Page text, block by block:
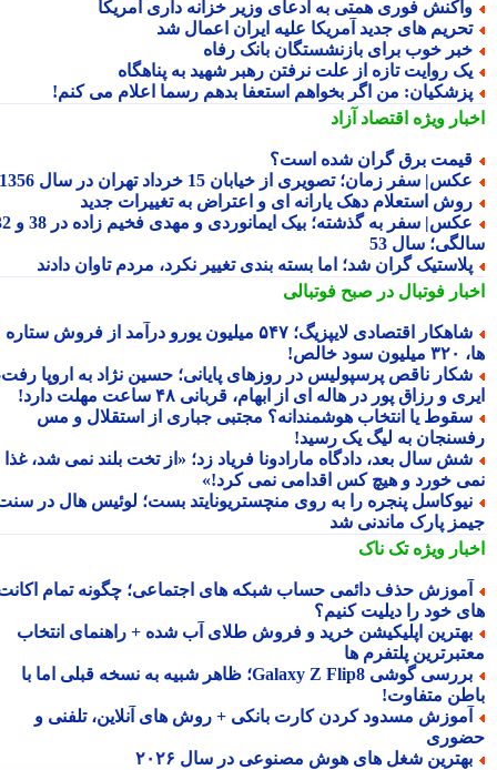
فوری همتی به ادعای وزیر خزانه داری آمریکا
های جدید آمریکا علیه ایران اعمال شد
خوب برای بازنشستگان بانک رفاه
روایت تازه از علت نرفتن رهبر شهید به پناهگاه
من اگر بخواهم استعفا بدهم رسما اعلام می کنم!
ویژهاقتصاد آزاد
برق گران شده است؟
سفر زمان؛ تصویری از خیابان 15 خرداد تهران در سال 1356
استعلام دهک یارانه ای و اعتراض به تغییرات جدید
عکس| سفر به گذشته؛ بیک ایمانوردی و مهدی فخیم زاده در 38 و 32
سال 53
گران شد؛ اما بسته بندی تغییر نکرد، مردم تاوان دادند
فوتبال در صبح فوتبالی
شاهکار اقتصادی لایپزیگ؛ ۵۴۷ میلیون یورو درآمد از فروش ستاره
ناقص پرسپولیس در روزهای پایانی؛ حسین نژاد به اروپا رفت،
و رزاق پور در هاله ای از ابهام، قربانی ۴۸ ساعت مهلت دارد!
یا انتخاب هوشمندانه؟ مجتبی جباری از استقلال و مس
به لیگ یک رسید!
سال بعد، دادگاه مارادونا فریاد زد؛ «از تخت بلند نمی شد، غذا
خورد و هیچ کس اقدامی نمی کرد!»
پنجره را به روی منچستریونایتد بست؛ لوئیس هال در سنت
پارک ماندنی شد
ویژهتک ناک
حذف دائمی حساب شبکه های اجتماعی؛ چگونه تمام اکانت
خود را دیلیت کنیم؟
اپلیکیشن خرید و فروش طلای آب شده + راهنمای انتخاب
پلتفرم ها
بررسی گوشی Galaxy Z Flip8؛ ظاهر شبیه به نسخه قبلی اما با
متفاوت!
مسدود کردن کارت بانکی + روش های آنلاین، تلفنی و
شغل های هوش مصنوعی در سال ۲۰۲۶